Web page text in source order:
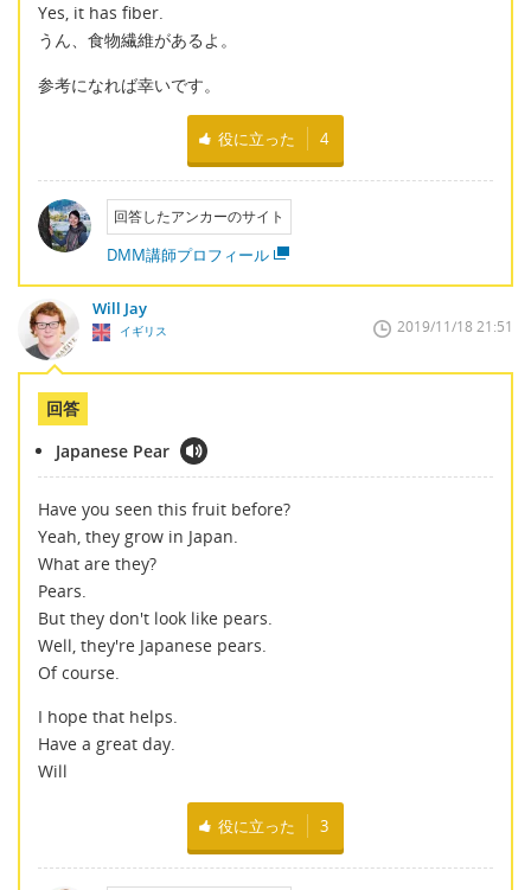
Yes, it has fiber.
うん、食物繊維があるよ。
参考になれば幸いです。
役に立った 4
回答したアンカーのサイト
DMM講師プロフィール
Will Jay
イギリス 2019/11/18 21:51
回答
Japanese Pear
Have you seen this fruit before?
Yeah, they grow in Japan.
What are they?
Pears.
But they don't look like pears.
Well, they're Japanese pears.
Of course.
I hope that helps.
Have a great day.
Will
役に立った 3